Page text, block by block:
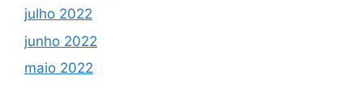
julho 2022
junho 2022
maio 2022